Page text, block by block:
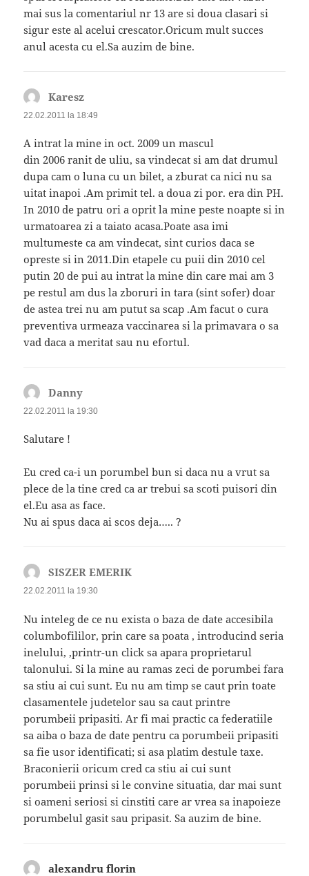
mai sus la comentariul nr 13 are si doua clasari si
sigur este al acelui crescator.Oricum mult succes
anul acesta cu el.Sa auzim de bine.
Karesz
22.02.2011 la 18:49
A intrat la mine in oct. 2009 un mascul
din 2006 ranit de uliu, sa vindecat si am dat drumul
dupa cam o luna cu un bilet, a zburat ca nici nu sa
uitat inapoi .Am primit tel. a doua zi por. era din PH.
In 2010 de patru ori a oprit la mine peste noapte si in
urmatoarea zi a taiato acasa.Poate asa imi
multumeste ca am vindecat, sint curios daca se
opreste si in 2011.Din etapele cu puii din 2010 cel
putin 20 de pui au intrat la mine din care mai am 3
pe restul am dus la zboruri in tara (sint sofer) doar
de astea trei nu am putut sa scap .Am facut o cura
preventiva urmeaza vaccinarea si la primavara o sa
vad daca a meritat sau nu efortul.
Danny
22.02.2011 la 19:30
Salutare !
Eu cred ca-i un porumbel bun si daca nu a vrut sa
plece de la tine cred ca ar trebui sa scoti puisori din
el.Eu asa as face.
Nu ai spus daca ai scos deja….. ?
SISZER EMERIK
22.02.2011 la 19:30
Nu inteleg de ce nu exista o baza de date accesibila
columbofililor, prin care sa poata , introducind seria
inelului, ,printr-un click sa apara proprietarul
talonului. Si la mine au ramas zeci de porumbei fara
sa stiu ai cui sunt. Eu nu am timp se caut prin toate
clasamentele judetelor sau sa caut printre
porumbeii pripasiti. Ar fi mai practic ca federatiile
sa aiba o baza de date pentru ca porumbeii pripasiti
sa fie usor identificati; si asa platim destule taxe.
Braconierii oricum cred ca stiu ai cui sunt
porumbeii prinsi si le convine situatia, dar mai sunt
si oameni seriosi si cinstiti care ar vrea sa inapoieze
porumbelul gasit sau pripasit. Sa auzim de bine.
alexandru florin